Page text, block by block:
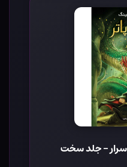
اسرار - جلد سخت